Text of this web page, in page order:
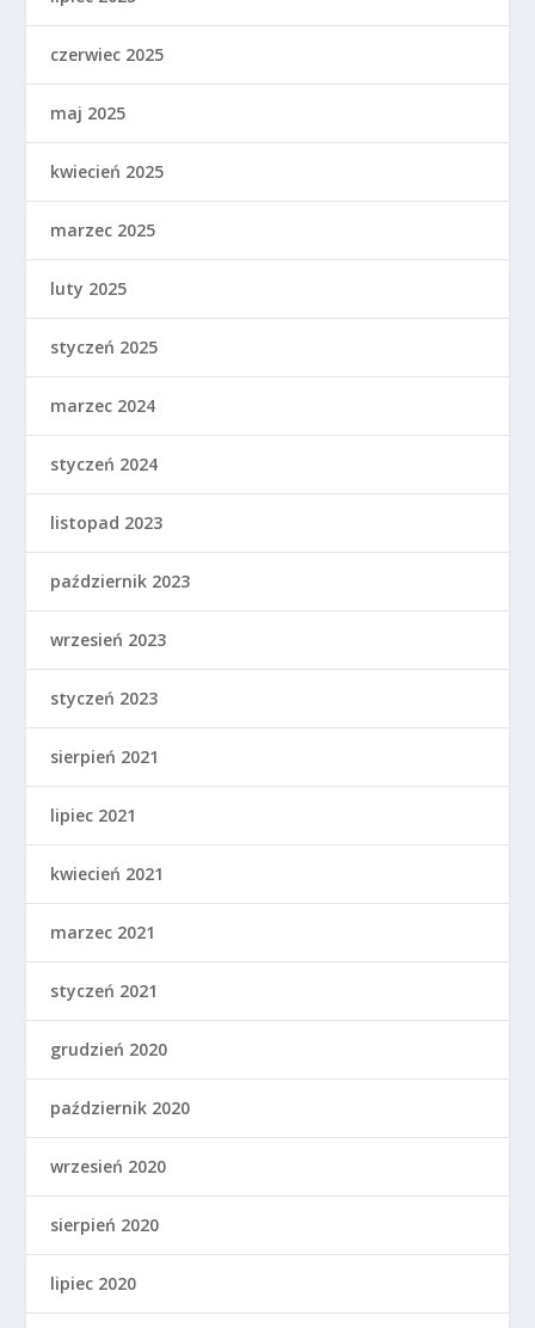
czerwiec 2025
maj 2025
kwiecień 2025
marzec 2025
luty 2025
styczeń 2025
marzec 2024
styczeń 2024
listopad 2023
październik 2023
wrzesień 2023
styczeń 2023
sierpień 2021
lipiec 2021
kwiecień 2021
marzec 2021
styczeń 2021
grudzień 2020
październik 2020
wrzesień 2020
sierpień 2020
lipiec 2020